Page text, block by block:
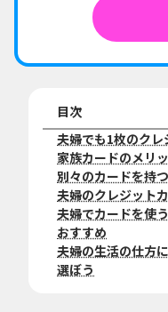
目次
夫婦でも1枚のク
家族カードのメリ
別々のカードを持
夫婦のクレジット
夫婦でカードを使
おすすめ
夫婦の生活の仕方
選ぼう